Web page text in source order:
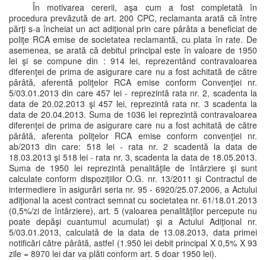
În motivarea cererii, aşa cum a fost completată în
procedura prevăzută de art. 200 CPC, reclamanta arată că între
părţi s-a încheiat un act adiţional prin care pârâta a beneficiat de
poliţe RCA emise de societatea reclamantă, cu plata în rate. De
asemenea, se arată că debitul principal este în valoare de 1950
lei şi se compune din : 914 lei, reprezentând contravaloarea
diferenţei de prima de asigurare care nu a fost achitată de către
pârâtă, aferentă poliţelor RCA emise conform Convenţiei nr.
5/03.01.2013 din care 457 lei - reprezintă rata nr. 2, scadenta la
data de 20.02.2013 şi 457 lei, reprezintă rata nr. 3 scadenta la
data de 20.04.2013. Suma de 1036 lei reprezintă contravaloarea
diferenţei de prima de asigurare care nu a fost achitată de către
pârâtă, aferenta poliţelor RCA emise conform convenţiei nr.
ab/2013 din care: 518 lei - rata nr. 2 scadentă la data de
18.03.2013 şi 518 lei - rata nr. 3, scadenta la data de 18.05.2013.
Suma de 1950 lei reprezintă penalităţile de întârziere şi sunt
calculate conform dispoziţiilor O.G. nr. 13/2011 şi Contractul de
intermediere în asigurări seria nr. 95 - 6920/25.07.2006, a Actului
adiţional la acest contract semnat cu societatea nr. 61/18.01.2013
(0,5%/zi de întârziere), art. 5 (valoarea penalităţilor percepute nu
poate depăşi cuantumul acumulat) şi a Actului Adiţional nr.
5/03.01.2013, calculată de la data de 13.08.2013, data primei
notificări către pârâtă, astfel (1.950 lei debit principal X 0,5% X 93
zile = 8970 lei dar va plăti conform art. 5 doar 1950 lei).